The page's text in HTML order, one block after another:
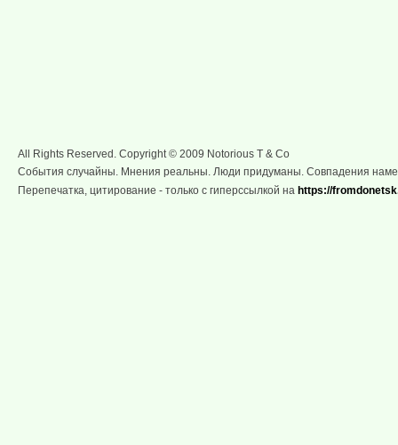
All Rights Reserved. Copyright © 2009 Notorious T & Co
События случайны. Мнения реальны. Люди придуманы. Совпадения
Перепечатка, цитирование - только с гиперссылкой на https://